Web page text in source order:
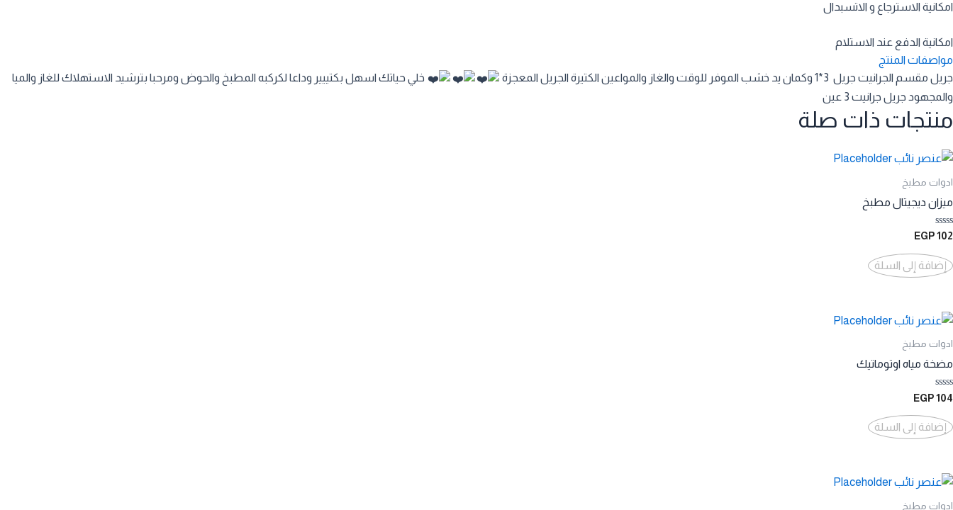
امكانية الاسترجاع و الاتسبدال
امكانية الدفع عند الاستلام
مواصفات المنتج
جريل مقسم الجرانيت جريل 3*1 وكمان يد خشب الموفر للوقت والغاز والمواعين الكتيرة الجريل المعجزة
خلي حياتك اسهل بكتييير وداعا لكركبه المطبخ والحوض ومرحبا بترشيد الاستهلاك للغاز والميا
والمجهود جريل جرانيت 3 عين
منتجات ذات صلة
ادوات مطبخ
ميزان ديجيتال مطبخ
تم
من
5
102
EGP
إضافة إلى السلة
ادوات مطبخ
مضخة مياه اوتوماتيك
تم
من
5
104
EGP
إضافة إلى السلة
ادوات مطبخ